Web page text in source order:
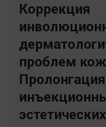
Коррекция
проблем
Пролонгация